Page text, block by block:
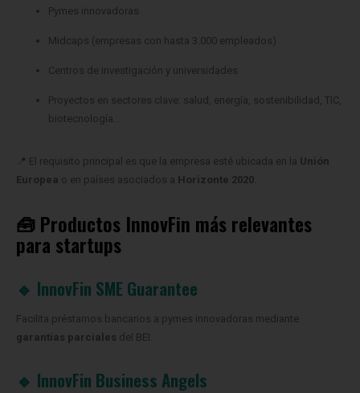
Pymes innovadoras
Midcaps (empresas con hasta 3.000 empleados)
Centros de investigación y universidades
Proyectos en sectores clave: salud, energía, sostenibilidad, TIC,
biotecnología…
📍 El requisito principal es que la empresa esté ubicada en la Unión
Europea o en países asociados a Horizonte 2020
🧰 Productos InnovFin más relevantes
para startups
🔹 InnovFin SME Guarantee
Facilita préstamos bancarios a pymes innovadoras mediante
garantías parciales del BEI.
🔹 InnovFin Business Angels